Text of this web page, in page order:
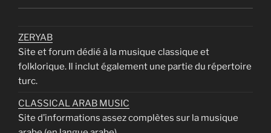
ZERYAB
Site et forum dédié à la musique classique et
folklorique. Il inclut également une partie du répertoire
turc.
CLASSICAL ARAB MUSIC
Site d’informations assez complètes sur la musique